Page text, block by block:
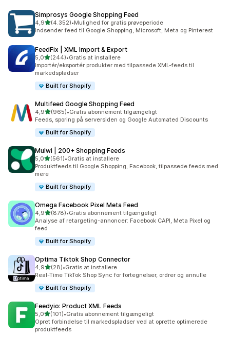
Simprosys Google Shopping Feed
4,9ud af 5 stjerner
(4.352)
4352 anmeldelser i alt
•Mulighed for gratis prøveperiode
Indsender feed til Google Shopping, Microsoft, Meta og Pinterest
FeedFix | XML Import & Export
5,0ud af 5 stjerner
(244)
244 anmeldelser i alt
•Gratis at installere
Importér/eksportér produkter med tilpassede XML-feeds til
markedspladser
Built for Shopify
Multifeed Google Shopping Feed
4,9ud af 5 stjerner
(965)
965 anmeldelser i alt
•Gratis abonnement tilgængeligt
Feeds, sporing på serversiden og Google Automated Discounts
Built for Shopify
Mulwi | 200+ Shopping Feeds
5,0ud af 5 stjerner
(561)
561 anmeldelser i alt
•Gratis at installere
Produktfeeds til Google Shopping, Facebook, tilpassede feeds med
mere
Built for Shopify
Omega Facebook Pixel Meta Feed
4,9ud af 5 stjerner
(878)
878 anmeldelser i alt
•Gratis abonnement tilgængeligt
Analyse af retargeting-annoncer: Facebook CAPI, Meta Pixel og
feed
Built for Shopify
Optima Tiktok Shop Connector
4,9ud af 5 stjerner
(28)
28 anmeldelser i alt
•Gratis at installere
Real-Time TikTok Shop Sync for fortegnelser, ordrer og annulle
Built for Shopify
Feedyio: Product XML Feeds
5,0ud af 5 stjerner
(101)
101 anmeldelser i alt
•Gratis abonnement tilgængeligt
Opret forbindelse til markedspladser ved at oprette optimerede
produktfeeds